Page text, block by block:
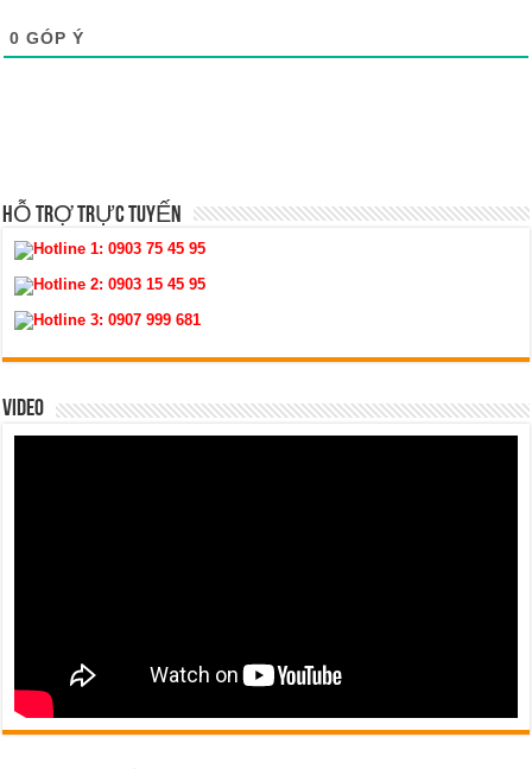
0 GÓP Ý
HỖ TRỢ TRỰC TUYẾN
Hotline 1:0903 75 45 95
Hotline 2:0903 15 45 95
Hotline 3:0907 999 681
VIDEO